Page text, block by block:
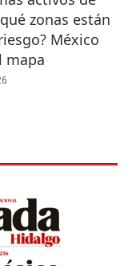
zonas están
México
mapa